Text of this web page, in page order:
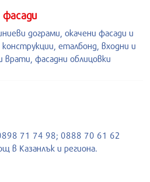
дограми, окачени фасади и
конструкции, еталбонд, входни и
врати, фасадни облицовки
71 74 98; 0888 70 61 62
в Казанлък и региона.